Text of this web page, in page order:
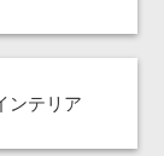
ンテリア